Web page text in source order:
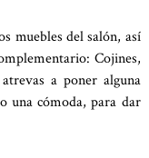
muebles del salón, así
Cojines,
a poner alguna
una cómoda, para dar